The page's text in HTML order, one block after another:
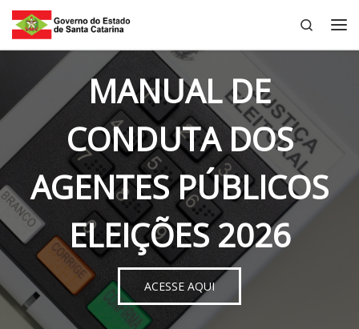
Skip to content
Search
MANUAL DE
CONDUTA DOS
AGENTES PÚBLICOS
ELEIÇÕES 2026
ACESSE AQUI